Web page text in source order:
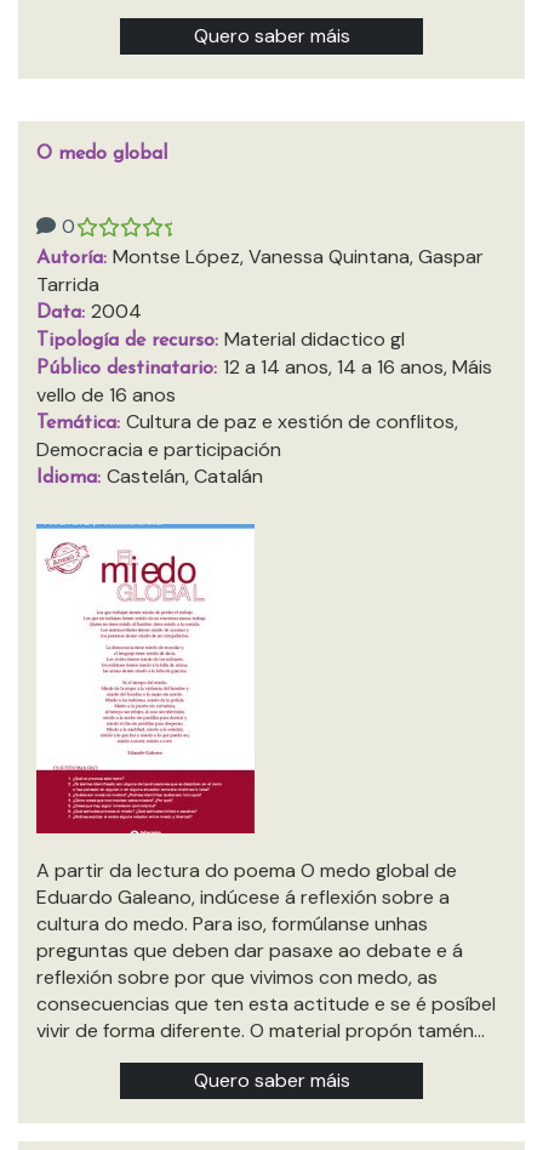
Quero saber máis
O medo global
0
Autoría: Montse López, Vanessa Quintana, Gaspar
Tarrida
Data: 2004
Tipología de recurso: Material didactico gl
Público destinatario: 12 a 14 anos, 14 a 16 anos, Máis
vello de 16 anos
Temática: Cultura de paz e xestión de conflitos,
Democracia e participación
Idioma: Castelán, Catalán
A partir da lectura do poema O medo global de
Eduardo Galeano, indúcese á reflexión sobre a
cultura do medo. Para iso, formúlanse unhas
preguntas que deben dar pasaxe ao debate e á
reflexión sobre por que vivimos con medo, as
consecuencias que ten esta actitude e se é posíbel
vivir de forma diferente. O material propón tamén…
Quero saber máis